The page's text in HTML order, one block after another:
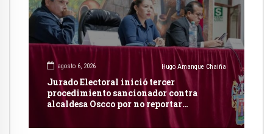
agosto 6, 2026 Hugo Amanque Chaiña
Jurado Electoral inició tercer
procedimiento sancionador contra
alcaldesa Oscco por no reportar